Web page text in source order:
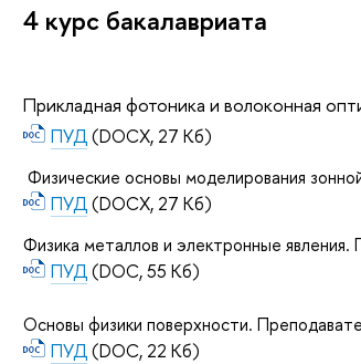
4 курс бакалавриата
Прикладная фотоника и волоконная
ПУД(DOCX, 27 Кб)
Физические основы моделирования
ПУД(DOCX, 27 Кб)
Физика металлов и электронные явления.
ПУД(DOC, 55 Кб)
Основы физики поверхности.
ПУД(DOC, 22 Кб)